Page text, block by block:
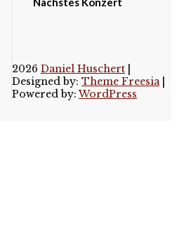
2026 Daniel Huschert|
Designed by: Theme Freesia|
Powered by:WordPress